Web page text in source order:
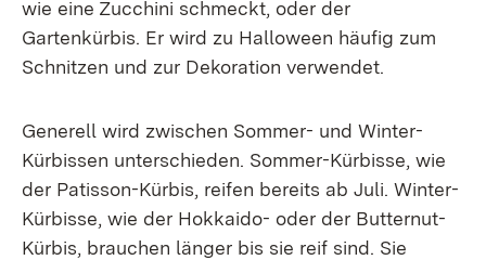
wie eine Zucchini schmeckt, oder der
Gartenkürbis. Er wird zu Halloween häufig zum
Schnitzen und zur Dekoration verwendet.
Generell wird zwischen Sommer- und Winter-
Kürbissen unterschieden. Sommer-Kürbisse, wie
der Patisson-Kürbis, reifen bereits ab Juli. Winter-
Kürbisse, wie der Hokkaido- oder der Butternut-
Kürbis, brauchen länger bis sie reif sind. Sie